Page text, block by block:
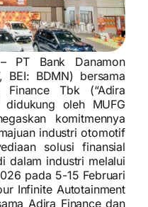
PT Bank Danamon
BEI: BDMN) bersama
Tbk (“Adira
didukung oleh MUFG
komitmennya
industri otomotif
solusi finansial
dalam industri melalui
pada 5-15 Februari
Infinite Autotainment
Adira Finance dan